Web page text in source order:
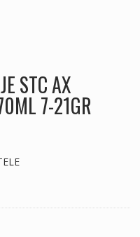
STC AX
7-21GR